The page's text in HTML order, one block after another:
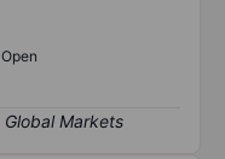
Open